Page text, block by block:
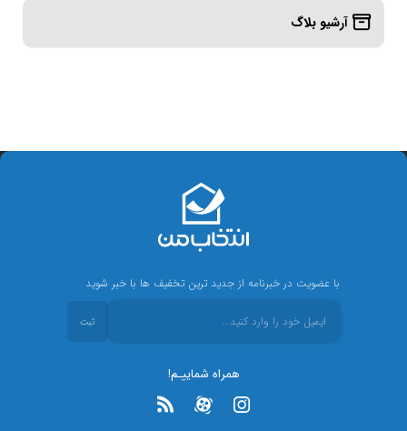
آرشیو بلاگ
با عضویت در خبرنامه از جدید ترین تخفیف ها با خبر شوید
ثبت
همراه شماییـم!